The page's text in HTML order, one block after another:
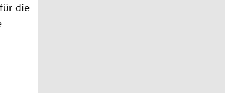
die